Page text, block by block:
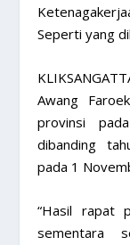
Seperti yang
Awang
provinsi
dibanding
pada 1
“Hasil rapat
sementara